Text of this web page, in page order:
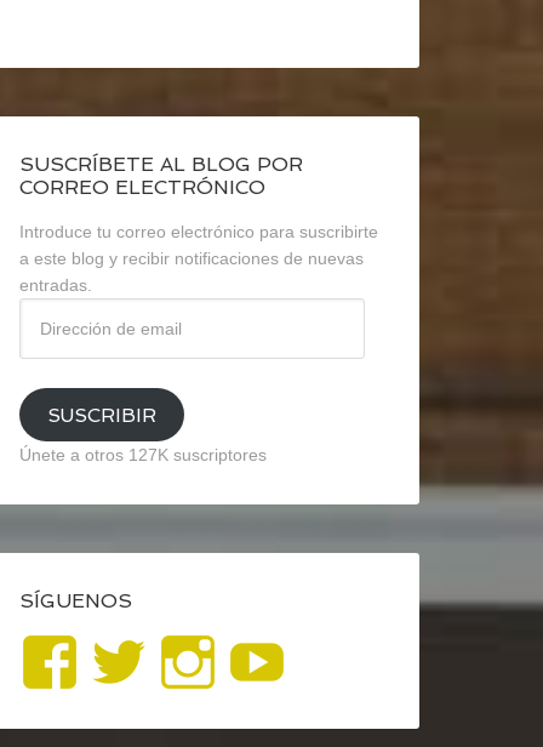
SUSCRÍBETE AL BLOG POR
CORREO ELECTRÓNICO
Introduce tu correo electrónico para suscribirte
a este blog y recibir notificaciones de nuevas
entradas.
email
SUSCRIBIR
Únete a otros 127K suscriptores
SÍGUENOS
Ver
perfil
Ver
perfil
Ver
perfil